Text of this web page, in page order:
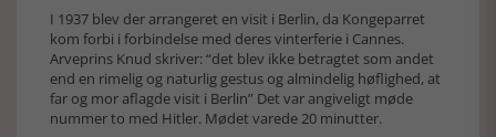
I 1937 blev der arrangeret en visit i Berlin, da Kongeparret
kom forbi i forbindelse med deres vinterferie i Cannes.
Arveprins Knud skriver: “det blev ikke betragtet som andet
end en rimelig og naturlig gestus og almindelig høflighed, at
far og mor aflagde visit i Berlin” Det var angiveligt møde
nummer to med Hitler. Mødet varede 20 minutter.